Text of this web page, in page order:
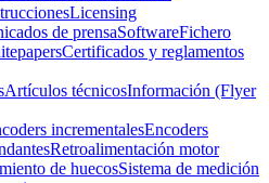
Licensing
de prensaSoftwareFichero
Certificados y reglamentos
Artículos técnicosInformación (Flyer
incrementalesEncoders
Retroalimentación motor
de huecosSistema de medición